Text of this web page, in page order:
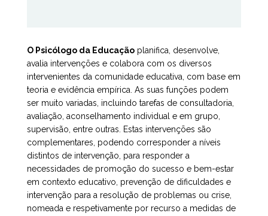
O Psicólogo da Educação planifica, desenvolve,
avalia intervenções e colabora com os diversos
intervenientes da comunidade educativa, com base em
teoria e evidência empírica. As suas funções podem
ser muito variadas, incluindo tarefas de consultadoria,
avaliação, aconselhamento individual e em grupo,
supervisão, entre outras. Estas intervenções são
complementares, podendo corresponder a níveis
distintos de intervenção, para responder a
necessidades de promoção do sucesso e bem-estar
em contexto educativo, prevenção de dificuldades e
intervenção para a resolução de problemas ou crise,
nomeada e respetivamente por recurso a medidas de